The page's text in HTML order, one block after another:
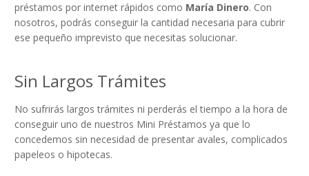
préstamos por internet rápidos como María Dinero. Con
nosotros, podrás conseguir la cantidad necesaria para cubrir
ese pequeño imprevisto que necesitas solucionar.
Sin Largos Trámites
No sufrirás largos trámites ni perderás el tiempo a la hora de
conseguir uno de nuestros Mini Préstamos ya que lo
concedemos sin necesidad de presentar avales, complicados
papeleos o hipotecas.